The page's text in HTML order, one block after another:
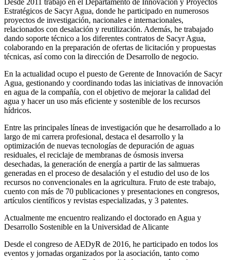
Desde 2011 trabajo en el Departamento de Innovación y Proyectos
Estratégicos de Sacyr Agua, donde he participado en numerosos
proyectos de investigación, nacionales e internacionales,
relacionados con desalación y reutilización. Además, he trabajado
dando soporte técnico a los diferentes contratos de Sacyr Agua,
colaborando en la preparación de ofertas de licitación y propuestas
técnicas, así como con la dirección de Desarrollo de negocio.
En la actualidad ocupo el puesto de Gerente de Innovación de Sacyr
Agua, gestionando y coordinando todas las iniciativas de innovación
en agua de la compañía, con el objetivo de mejorar la calidad del
agua y hacer un uso más eficiente y sostenible de los recursos
hídricos.
Entre las principales líneas de investigación que he desarrollado a lo
largo de mi carrera profesional, destaca el desarrollo y la
optimización de nuevas tecnologías de depuración de aguas
residuales, el reciclaje de membranas de ósmosis inversa
desechadas, la generación de energía a partir de las salmueras
generadas en el proceso de desalación y el estudio del uso de los
recursos no convencionales en la agricultura. Fruto de este trabajo,
cuento con más de 70 publicaciones y presentaciones en congresos,
artículos científicos y revistas especializadas, y 3 patentes.
Actualmente me encuentro realizando el doctorado en Agua y
Desarrollo Sostenible en la Universidad de Alicante
Desde el congreso de AEDyR de 2016, he participado en todos los
eventos y jornadas organizados por la asociación, tanto como